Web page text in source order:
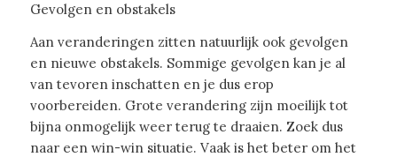
Gevolgen en obstakels
Aan veranderingen zitten natuurlijk ook gevolgen
en nieuwe obstakels. Sommige gevolgen kan je al
van tevoren inschatten en je dus erop
voorbereiden. Grote verandering zijn moeilijk tot
bijna onmogelijk weer terug te draaien. Zoek dus
naar een win-win situatie. Vaak is het beter om het